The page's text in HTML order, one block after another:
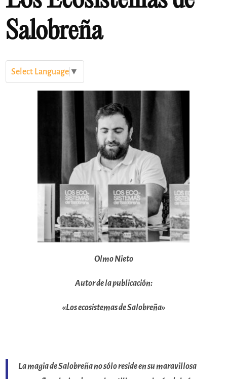
Salobreña
Select Language ▼
Olmo Nieto
Autor de la publicación:
«Los ecosistemas de Salobreña»
La magia de Salobreñano sólo reside en su maravillosa